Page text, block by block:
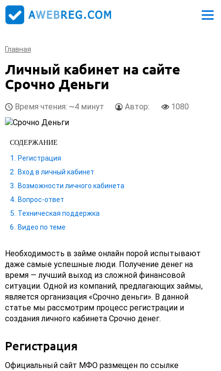
Главная
Личный кабинет на сайте
Срочно Деньги
Время чтения: ~4 минут Автор: 1080
СОДЕРЖАНИЕ
Регистрация
Вход в личный кабинет
Возможности личного кабинета
Вопрос-ответ
Техническая поддержка
Видео по теме
Необходимость в займе онлайн порой испытывают
даже самые успешные люди. Получение денег на
время — лучший выход из сложной финансовой
ситуации. Одной из компаний, предлагающих займы,
является организация «Срочно деньги». В данной
статье мы рассмотрим процесс регистрации и
создания личного кабинета Срочно денег.
Регистрация
Официальный сайт МФО размещен по ссылке